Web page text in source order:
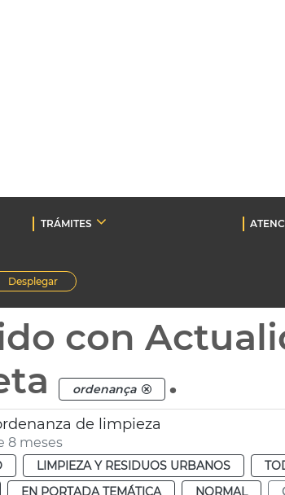
TRÁMITES
Desplegar
con
ordenança .
de limpieza
8 meses
LIMPIEZA Y RESIDUOS URBANOS
EN PORTADA TEMÁTICA NORMAL